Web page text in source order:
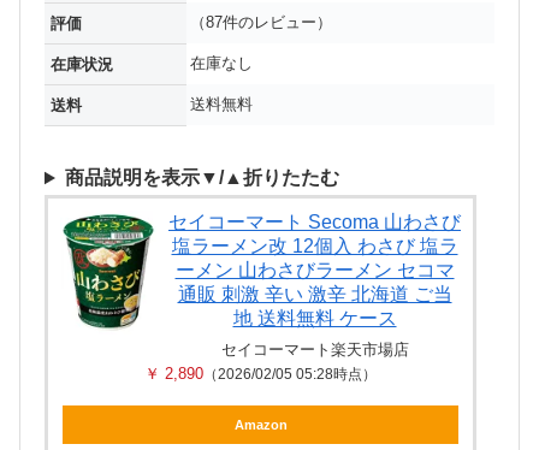
評価 （87件のレビュー）
在庫状況 在庫なし
送料 送料無料
商品説明を表示▼/▲折りたたむ
セイコーマート Secoma 山わさび
塩ラーメン改 12個入 わさび 塩ラ
ーメン 山わさびラーメン セコマ
通販 刺激 辛い 激辛 北海道 ご当
地 送料無料 ケース
セイコーマート楽天市場店
￥ 2,890 （2026/02/05 05:28時点）
Amazon